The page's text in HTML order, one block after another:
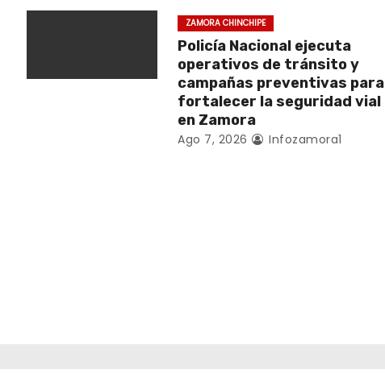
ZAMORA CHINCHIPE
Policía Nacional ejecuta
operativos de tránsito y
campañas preventivas para
fortalecer la seguridad vial
en Zamora
Ago 7, 2026 Infozamora1